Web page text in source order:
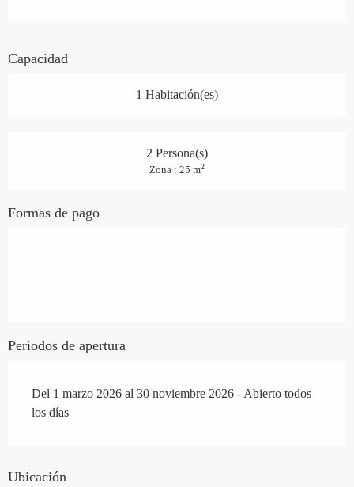
Capacidad
1 Habitación(es)
2 Persona(s)
Zona : 25 m2
Formas de pago
Periodos de apertura
Del 1 marzo 2026 al 30 noviembre 2026 - Abierto todos
los días
Ubicación